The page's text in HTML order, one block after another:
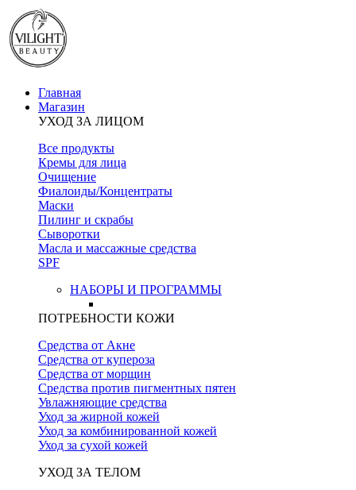
Главная
Магазин
УХОД ЗА ЛИЦОМ
Все продукты
Кремы для лица
Очищение
Фиалоиды/Концентраты
Маски
Пилинг и скрабы
Сыворотки
Масла и массажные средства
SPF
НАБОРЫ И ПРОГРАММЫ
ПОТРЕБНОСТИ КОЖИ
Средства от Акне
Средства от купероза
Средства от морщин
Средства против пигментных пятен
Увлажняющие средства
Уход за жирной кожей
Уход за комбинированной кожей
Уход за сухой кожей
УХОД ЗА ТЕЛОМ